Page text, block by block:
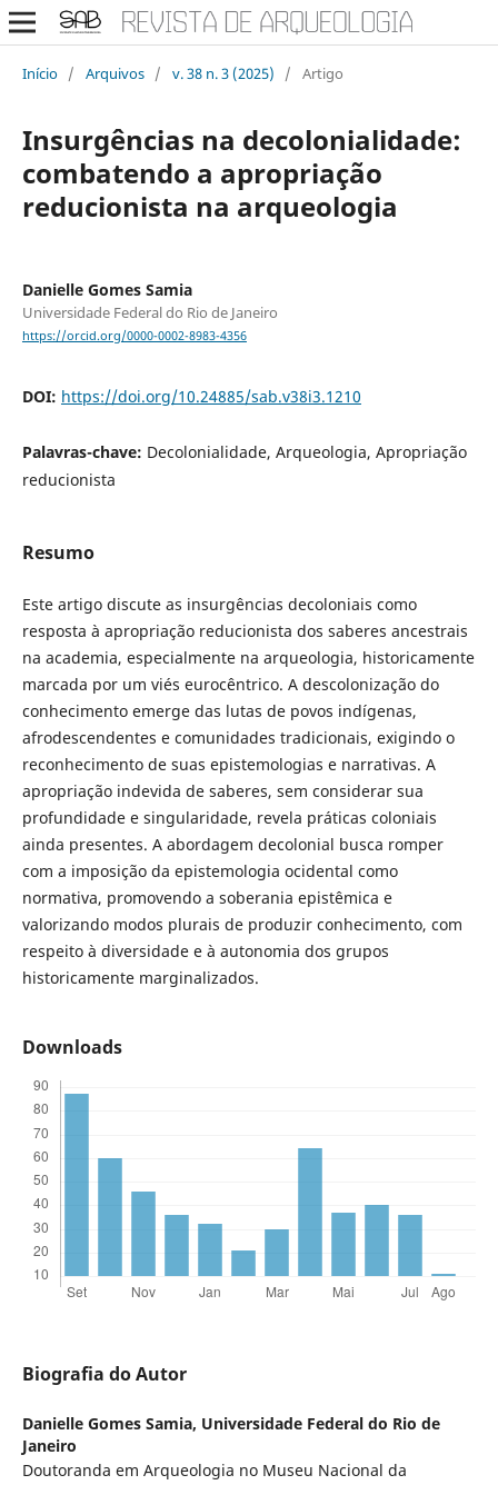
Início / Arquivos / v. 38 n. 3 (2025) / Artigo
Insurgências na decolonialidade:
combatendo a apropriação
reducionista na arqueologia
Danielle Gomes Samia
Universidade Federal do Rio de Janeiro
https://orcid.org/0000-0002-8983-4356
DOI: https://doi.org/10.24885/sab.v38i3.1210
Palavras-chave: Decolonialidade, Arqueologia, Apropriação
reducionista
Resumo
Este artigo discute as insurgências decoloniais como
resposta à apropriação reducionista dos saberes ancestrais
na academia, especialmente na arqueologia, historicamente
marcada por um viés eurocêntrico. A descolonização do
conhecimento emerge das lutas de povos indígenas,
afrodescendentes e comunidades tradicionais, exigindo o
reconhecimento de suas epistemologias e narrativas. A
apropriação indevida de saberes, sem considerar sua
profundidade e singularidade, revela práticas coloniais
ainda presentes. A abordagem decolonial busca romper
com a imposição da epistemologia ocidental como
normativa, promovendo a soberania epistêmica e
valorizando modos plurais de produzir conhecimento, com
respeito à diversidade e à autonomia dos grupos
historicamente marginalizados.
Downloads
Biografia do Autor
Danielle Gomes Samia, Universidade Federal do Rio de
Janeiro
Doutoranda em Arqueologia no Museu Nacional da